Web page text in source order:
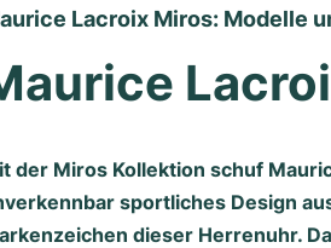
Lacroix Miros: Modelle
der Miros Kollektion schuf
sportliches Design
dieser Herrenuhr.